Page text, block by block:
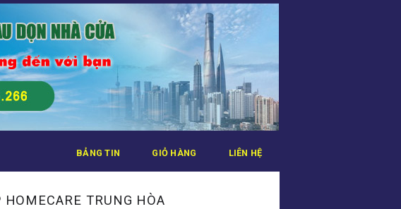
BẢNG TIN GIỎ HÀNG LIÊN HỆ
TRUNG HÒA